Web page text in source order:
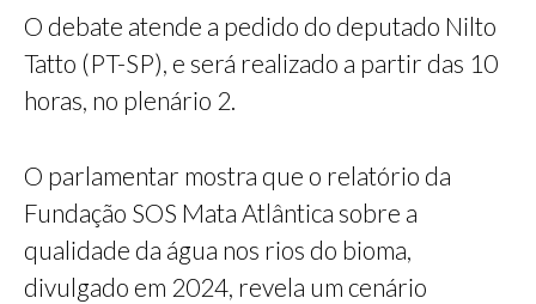
O debate atende a pedido do deputado Nilto
Tatto (PT-SP), e será realizado a partir das 10
horas, no plenário 2.
O parlamentar mostra que o relatório da
Fundação SOS Mata Atlântica sobre a
qualidade da água nos rios do bioma,
divulgado em 2024, revela um cenário